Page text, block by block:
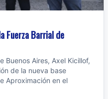
Fuerza Barrial de
Buenos Aires, Axel Kicillof,
de la nueva base
Aproximación en el